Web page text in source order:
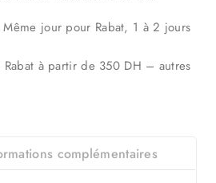
Même jour pour Rabat, 1 à 2 jours
Rabat à partir de 350 DH – autres
complémentaires